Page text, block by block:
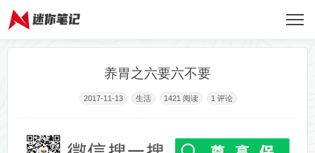
养胃之六要六不要
2017-11-13 生活 1421 阅读 1 评论